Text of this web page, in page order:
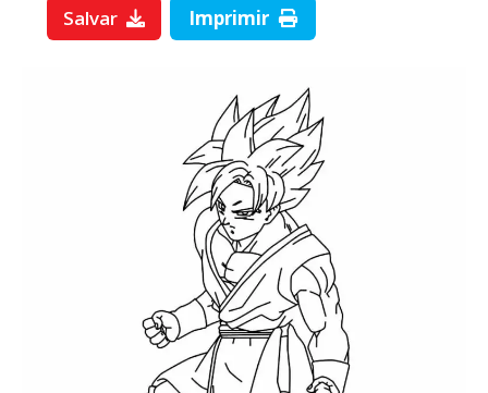
Salvar Imprimir